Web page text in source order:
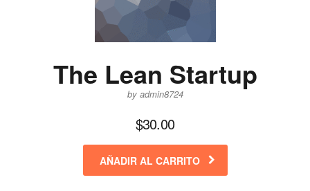
The Lean Startup
by admin8724
$30.00
AÑADIR AL CARRITO